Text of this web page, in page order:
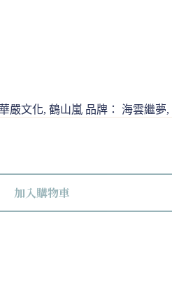
嚴文化, 鶴山嵐 品牌： 海雲繼夢,
加入購物車